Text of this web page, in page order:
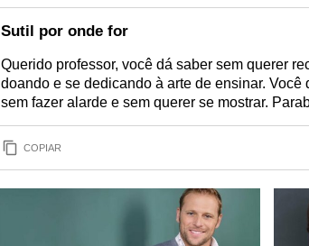
Sutil por onde for
Querido professor, você dá saber sem querer
doando e se dedicando à arte de ensinar.
sem fazer alarde e sem querer se mostrar.
COPIAR